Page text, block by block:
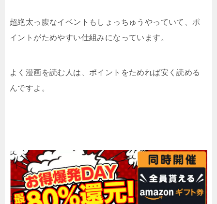
超絶太っ腹なイベントもしょっちゅうやっていて、ポ
イントがためやすい仕組みになっています。
よく漫画を読む人は、ポイントをためれば安く読める
んですよ。